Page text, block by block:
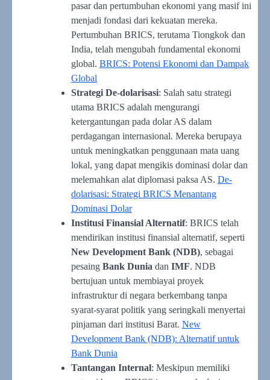
pasar dan pertumbuhan ekonomi yang masif ini
menjadi fondasi dari kekuatan mereka.
Pertumbuhan BRICS, terutama Tiongkok dan
India, telah mengubah fundamental ekonomi
global. BRICS: Potensi Ekonomi dan Dampak
Global
Strategi De-dolarisasi: Salah satu strategi
utama BRICS adalah mengurangi
ketergantungan pada dolar AS dalam
perdagangan internasional. Mereka berupaya
untuk meningkatkan penggunaan mata uang
lokal, yang dapat mengikis dominasi dolar dan
melemahkan alat diplomasi paksa AS. De-
dolarisasi: Strategi BRICS Menantang
Dominasi Dolar
Institusi Finansial Alternatif: BRICS telah
mendirikan institusi finansial alternatif, seperti
New Development Bank (NDB), sebagai
pesaing Bank Dunia dan IMF. NDB
bertujuan untuk membiayai proyek
infrastruktur di negara berkembang tanpa
syarat-syarat politik yang seringkali menyertai
pinjaman dari institusi Barat. New
Development Bank (NDB): Alternatif untuk
Bank Dunia
Tantangan Internal: Meskipun memiliki